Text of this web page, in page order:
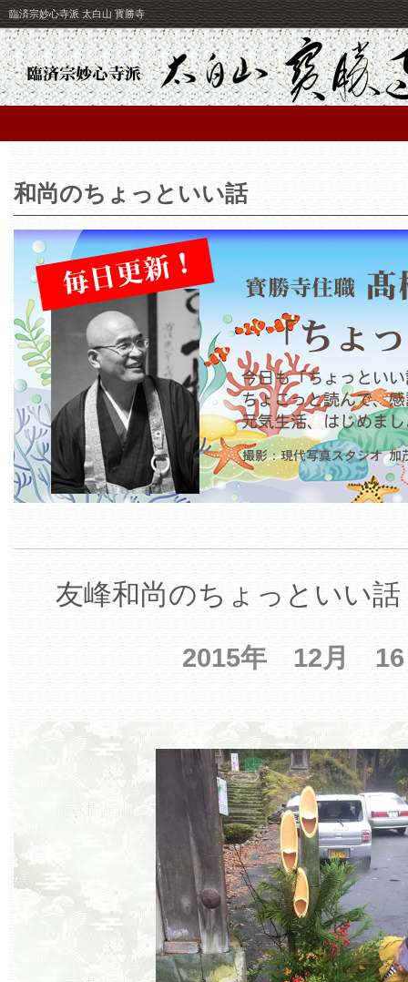
臨済宗妙心寺派 太白山 寳勝寺
和尚のちょっといい話
友峰和尚のちょっといい
2015年 12月